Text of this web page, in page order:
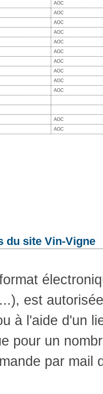
AOC
AOC
AOC
AOC
AOC
AOC
AOC
AOC
AOC
AOC
AOC
AOC
du site Vin-Vigne
est
à l'aide d'un
pour un
par mail